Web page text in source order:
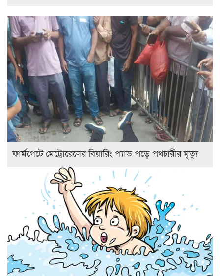
ফার্মগেটে মেট্রোরেলের বিয়ারিং প্যাড পড়ে পথচারীর মৃত্যু